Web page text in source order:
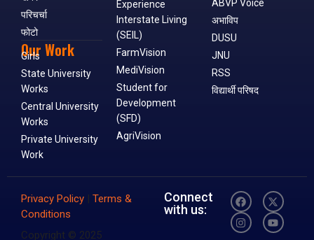
परिचर्चा
फोटो
Our Work
Girls
State University
Works
Central University
Works
Private University
Work
Experience
Interstate Living
(SEIL)
FarmVision
MediVision
Student for
Development
(SFD)
AgriVision
ABVP Voice
अभाविप
DUSU
JNU
RSS
विद्यार्थी परिषद
Privacy Policy | Terms &
Conditions
Copyright © 2025
Connect
with us: